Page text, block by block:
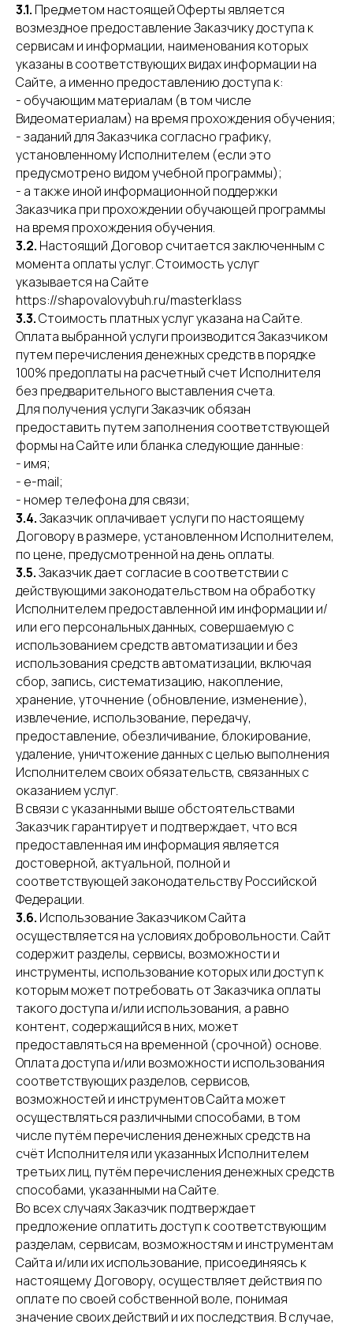
3.1. Предметом настоящей Оферты является
возмездное предоставление Заказчику доступа к
сервисам и информации, наименования которых
указаны в соответствующих видах информации на
Сайте, а именно предоставлению доступа к:
- обучающим материалам (в том числе
Видеоматериалам) на время прохождения обучения;
- заданий для Заказчика согласно графику,
установленному Исполнителем (если это
предусмотрено видом учебной программы);
- а также иной информационной поддержки
Заказчика при прохождении обучающей программы
на время прохождения обучения.
3.2. Настоящий Договор считается заключенным с
момента оплаты услуг. Стоимость услуг
указывается на Сайте
https://shapovalovybuh.ru/masterklass
3.3.Стоимость платных услуг указана на Сайте.
Оплата выбранной услуги производится Заказчиком
путем перечисления денежных средств в порядке
100% предоплаты на расчетный счет Исполнителя
без предварительного выставления счета.
Для получения услуги Заказчик обязан
предоставить путем заполнения соответствующей
формы на Сайте или бланка следующие данные:
- имя;
- e-mail;
- номер телефона для связи;
3.4.Заказчик оплачивает услуги по настоящему
Договору в размере, установленном Исполнителем,
по цене, предусмотренной на день оплаты.
3.5.Заказчик дает согласие в соответствии с
действующими законодательством на обработку
Исполнителем предоставленной им информации и/
или его персональных данных, совершаемую с
использованием средств автоматизации и без
использования средств автоматизации, включая
сбор, запись, систематизацию, накопление,
хранение, уточнение (обновление, изменение),
извлечение, использование, передачу,
предоставление, обезличивание, блокирование,
удаление, уничтожение данных с целью выполнения
Исполнителем своих обязательств, связанных с
оказанием услуг.
В связи с указанными выше обстоятельствами
Заказчик гарантирует и подтверждает, что вся
предоставленная им информация является
достоверной, актуальной, полной и
соответствующей законодательству Российской
Федерации.
3.6. Использование Заказчиком Сайта
осуществляется на условиях добровольности. Сайт
содержит разделы, сервисы, возможности и
инструменты, использование которых или доступ к
которым может потребовать от Заказчика оплаты
такого доступа и/или использования, а равно
контент, содержащийся в них, может
предоставляться на временной (срочной) основе.
Оплата доступа и/или возможности использования
соответствующих разделов, сервисов,
возможностей и инструментов Сайта может
осуществляться различными способами, в том
числе путём перечисления денежных средств на
счёт Исполнителя или указанных Исполнителем
третьих лиц, путём перечисления денежных средств
способами, указанными на Сайте.
Во всех случаях Заказчик подтверждает
предложение оплатить доступ к соответствующим
разделам, сервисам, возможностям и инструментам
Сайта и/или их использование, присоединяясь к
настоящему Договору, осуществляет действия по
оплате по своей собственной воле, понимая
значение своих действий и их последствия. В случае,